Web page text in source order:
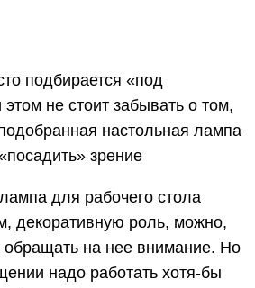
подбирается «под
не стоит забывать о том,
настольная лампа
зрение
для рабочего стола
декоративную роль, можно,
обращать на нее внимание. Но
надо работать хотя-бы